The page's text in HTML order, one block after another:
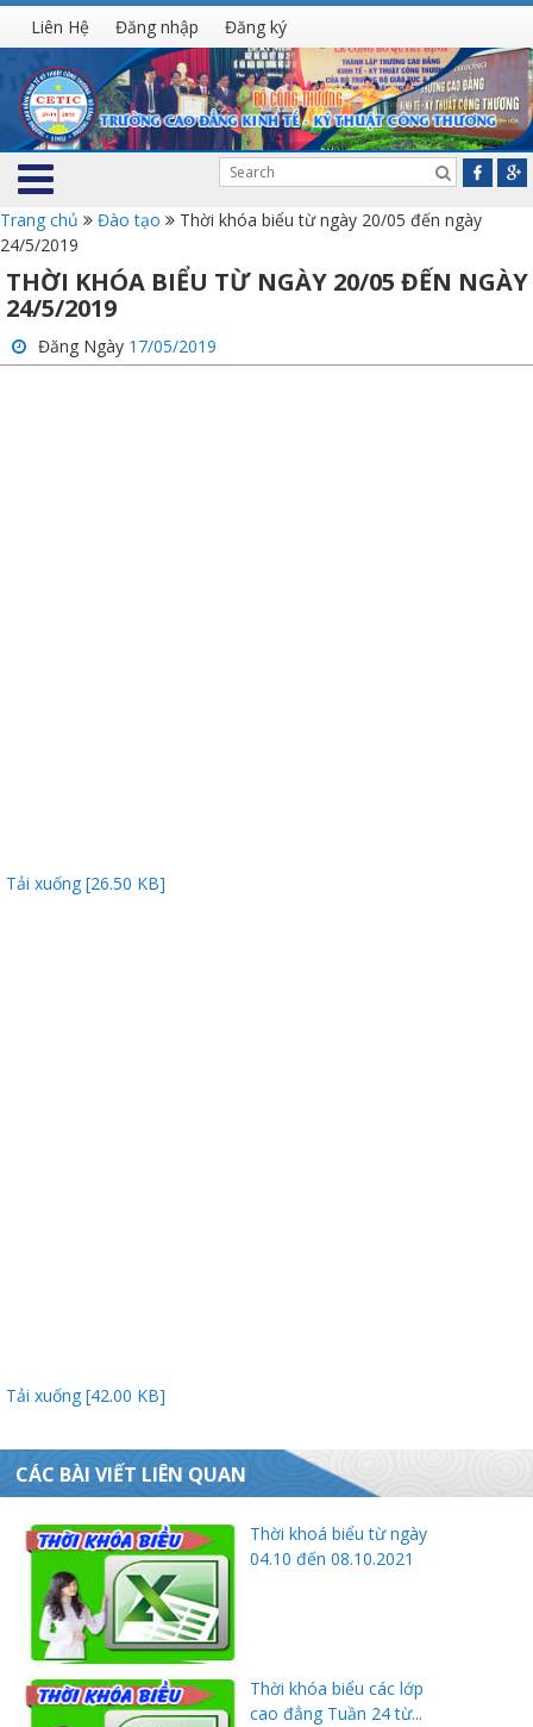
Liên Hệ Đăng nhập Đăng ký
Trang chủ Đào tạo
Thời khóa biểu từ ngày 20/05 đến ngày
24/5/2019
THỜI KHÓA BIỂU TỪ NGÀY 20/05 ĐẾN NGÀY
24/5/2019
Đăng Ngày 17/05/2019
Tải xuống [26.50 KB]
Tải xuống [42.00 KB]
CÁC BÀI VIẾT LIÊN QUAN
Thời khoá biểu từ ngày
04.10 đến 08.10.2021
Thời khóa biểu các lớp
cao đẳng Tuần 24 từ...